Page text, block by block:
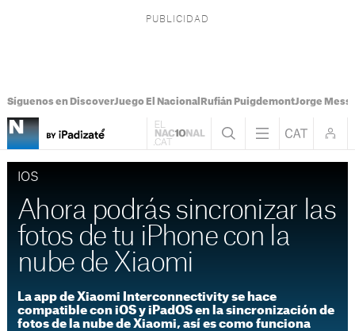
Síguenos en DiscoverJuego El Nacional Rufián PuigdemontJorge Messi
IOS
Ahora podrás sincronizar las
fotos de tu iPhone con la
nube de Xiaomi
La app de Xiaomi Interconnectivity se hace
compatible con iOS y iPadOS en la sincronización de
fotos de la nube de Xiaomi, así es como funciona